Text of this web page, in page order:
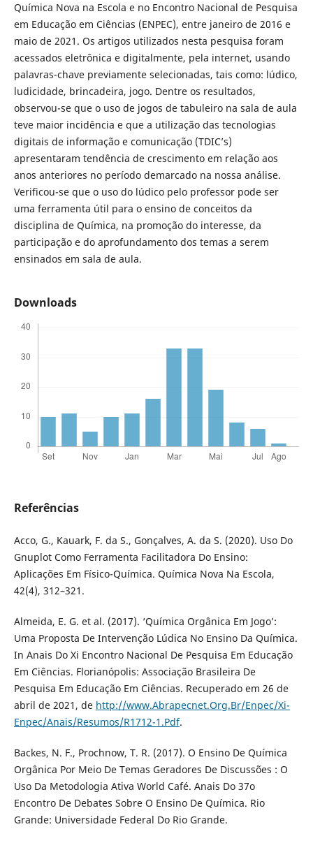
Química Nova na Escola e no Encontro Nacional de Pesquisa
em Educação em Ciências (ENPEC), entre janeiro de 2016 e
maio de 2021. Os artigos utilizados nesta pesquisa foram
acessados eletrônica e digitalmente, pela internet, usando
palavras-chave previamente selecionadas, tais como: lúdico,
ludicidade, brincadeira, jogo. Dentre os resultados,
observou-se que o uso de jogos de tabuleiro na sala de aula
teve maior incidência e que a utilização das tecnologias
digitais de informação e comunicação (TDIC’s)
apresentaram tendência de crescimento em relação aos
anos anteriores no período demarcado na nossa análise.
Verificou-se que o uso do lúdico pelo professor pode ser
uma ferramenta útil para o ensino de conceitos da
disciplina de Química, na promoção do interesse, da
participação e do aprofundamento dos temas a serem
ensinados em sala de aula.
Downloads
Referências
Acco, G., Kauark, F. da S., Gonçalves, A. da S. (2020). Uso Do
Gnuplot Como Ferramenta Facilitadora Do Ensino:
Aplicações Em Físico-Química. Química Nova Na Escola,
42(4), 312–321.
Almeida, E. G. et al. (2017). ‘Química Orgânica Em Jogo’:
Uma Proposta De Intervenção Lúdica No Ensino Da Química.
In Anais Do Xi Encontro Nacional De Pesquisa Em Educação
Em Ciências. Florianópolis: Associação Brasileira De
Pesquisa Em Educação Em Ciências. Recuperado em 26 de
abril de 2021, de http://www.Abrapecnet.Org.Br/Enpec/Xi-
Enpec/Anais/Resumos/R1712-1.Pdf.
Backes, N. F., Prochnow, T. R. (2017). O Ensino De Química
Orgânica Por Meio De Temas Geradores De Discussões : O
Uso Da Metodologia Ativa World Café. Anais Do 37o
Encontro De Debates Sobre O Ensino De Química. Rio
Grande: Universidade Federal Do Rio Grande.